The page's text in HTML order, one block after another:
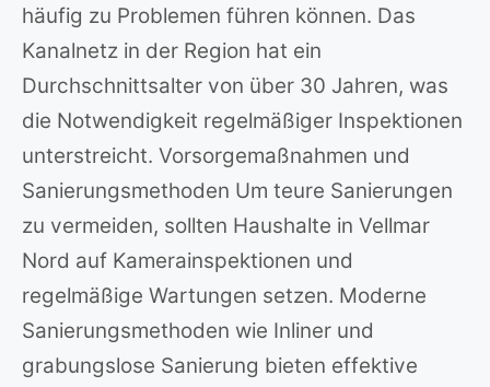
häufig zu Problemen führen können. Das
Kanalnetz in der Region hat ein
Durchschnittsalter von über 30 Jahren, was
die Notwendigkeit regelmäßiger Inspektionen
unterstreicht. Vorsorgemaßnahmen und
Sanierungsmethoden Um teure Sanierungen
zu vermeiden, sollten Haushalte in Vellmar
Nord auf Kamerainspektionen und
regelmäßige Wartungen setzen. Moderne
Sanierungsmethoden wie Inliner und
grabungslose Sanierung bieten effektive